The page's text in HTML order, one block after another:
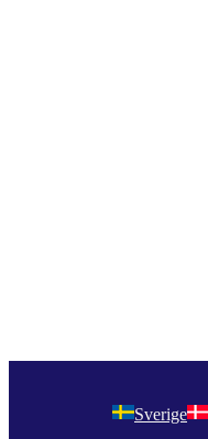
Sverige